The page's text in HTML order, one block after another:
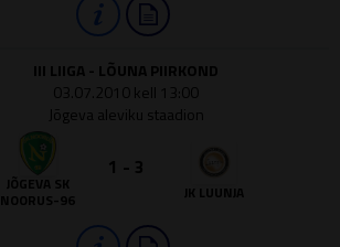
III LIIGA - LÕUNA PIIRKOND
03.07.2010 kell 13:00
Jõgeva aleviku staadion
JÕGEVA SK
NOORUS-96
1 - 3
JK LUUNJA